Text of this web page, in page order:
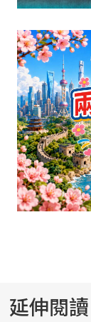
延伸閱讀